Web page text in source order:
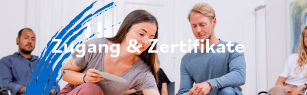
Zugang & Zertifikate